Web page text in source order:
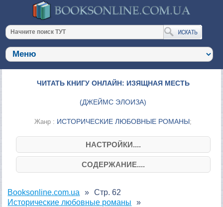
ЧИТАТЬ КНИГУ ОНЛАЙН: ИЗЯЩНАЯ МЕСТЬ
(ДЖЕЙМС ЭЛОИЗА)
Жанр : ИСТОРИЧЕСКИЕ ЛЮБОВНЫЕ РОМАНЫ;
НАСТРОЙКИ....
СОДЕРЖАНИЕ....
Booksonline.com.ua
Исторические любовные романы
Стр. 62